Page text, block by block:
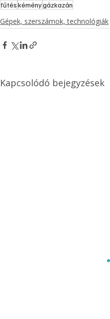
fűtéskéménygázkazán
Gépek, szerszámok, technológiák
Kapcsolódó bejegyzések